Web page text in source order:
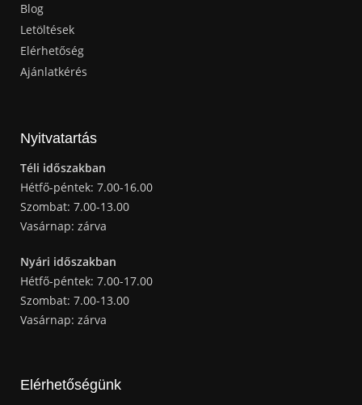
Blog
Letöltések
Elérhetőség
Ajánlatkérés
Nyitvatartás
Téli időszakban
Hétfő-péntek: 7.00-16.00
Szombat: 7.00-13.00
Vasárnap: zárva
Nyári időszakban
Hétfő-péntek: 7.00-17.00
Szombat: 7.00-13.00
Vasárnap: zárva
Elérhetőségünk